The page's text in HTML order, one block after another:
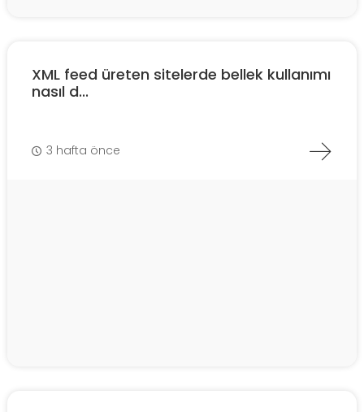
XML feed üreten sitelerde bellek kullanımı
nasıl d...
3 hafta önce